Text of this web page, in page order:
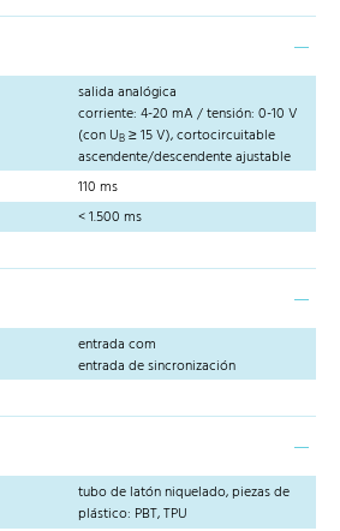
salida analógica
corriente: 4-20 mA / tensión: 0-10 V
(con UB ≥ 15 V), cortocircuitable
ascendente/descendente ajustable
110 ms
< 1.500 ms
entrada com
entrada de sincronización
tubo de latón niquelado, piezas de
plástico: PBT, TPU